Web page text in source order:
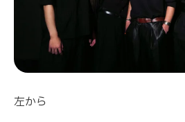
左から